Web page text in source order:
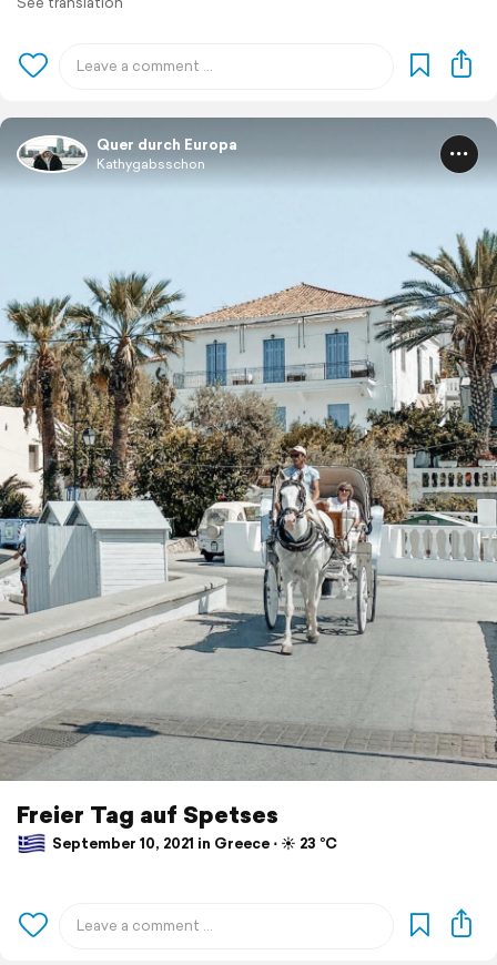
Quer durch Europa
Kathygabsschon
Freier Tag auf Spetses
September 10, 2021 in Greece ⋅ ☀️ 23 °C